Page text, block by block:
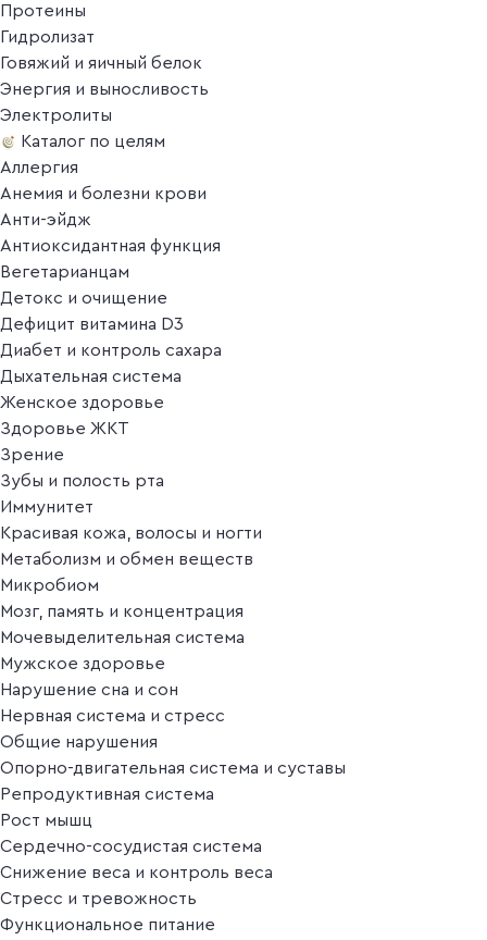
Протеины
Гидролизат
Говяжий и яичный белок
Энергия и выносливость
Электролиты
Каталог по целям
Аллергия
Анемия и болезни крови
Анти-эйдж
Антиоксидантная функция
Вегетарианцам
Детокс и очищение
Дефицит витамина D3
Диабет и контроль сахара
Дыхательная система
Женское здоровье
Здоровье ЖКТ
Зрение
Зубы и полость рта
Иммунитет
Красивая кожа, волосы и ногти
Метаболизм и обмен веществ
Микробиом
Мозг, память и концентрация
Мочевыделительная система
Мужское здоровье
Нарушение сна и сон
Нервная система и стресс
Общие нарушения
Опорно-двигательная система и суставы
Репродуктивная система
Рост мышц
Сердечно-сосудистая система
Снижение веса и контроль веса
Стресс и тревожность
Функциональное питание